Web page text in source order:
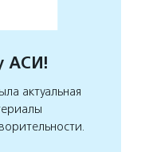
АСИ!
актуальная